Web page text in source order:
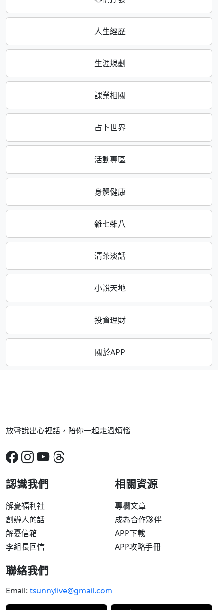
人生經歷
生涯規劃
課業相關
占卜世界
活動專區
身體健康
雜七雜八
清茶淡話
小說天地
投資理財
關於APP
放聲說出心裡話，陪你一起走過煩惱
認識我們
解憂福利社
創辦人的話
解憂信箱
李組長回信
相關資源
專欄文章
成為合作夥伴
APP下載
APP攻略手冊
聯絡我們
Email: tsunnylive@gmail.com